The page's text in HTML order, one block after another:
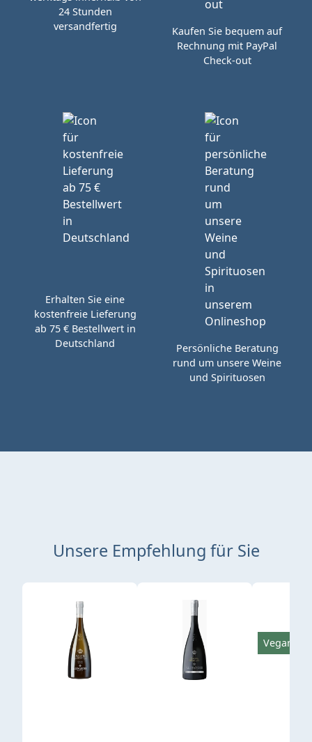
24 Stunden
versandfertig
Kaufen Sie bequem auf
Rechnung mit PayPal
Check-out
Erhalten Sie eine
kostenfreie Lieferung
ab 75 € Bestellwert in
Deutschland
Persönliche Beratung
rund um unsere Weine
und Spirituosen
Unsere Empfehlung für Sie
Produktgalerie überspringen
Vegan